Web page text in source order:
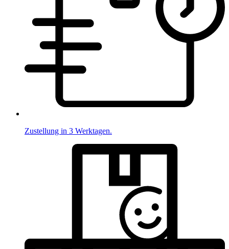
Zustellung in 3 Werktagen.